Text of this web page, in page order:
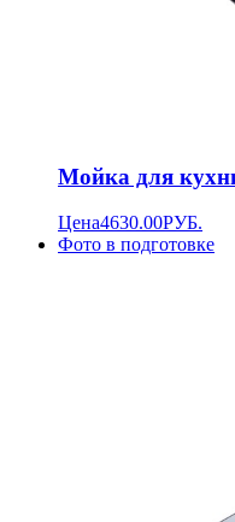
Мойка для
Цена4630.00РУБ.
Фото в подготовке